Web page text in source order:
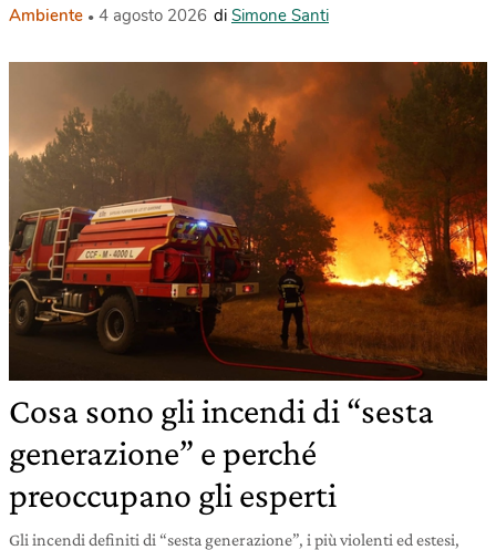
Ambiente 4 agosto 2026 di Simone Santi
Cosa sono gli incendi di “sesta
generazione” e perché
preoccupano gli esperti
Gli incendi definiti di “sesta generazione”, i più violenti ed estesi,